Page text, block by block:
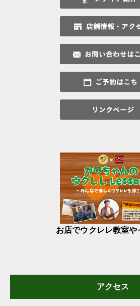
お店でウクレレ教室や
アクセス